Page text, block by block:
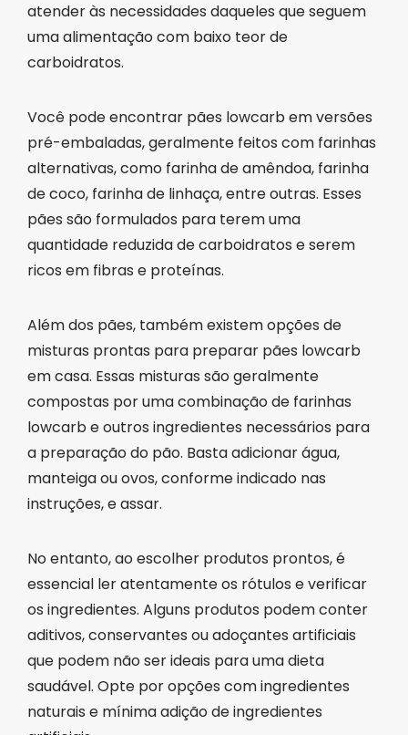
atender às necessidades daqueles que seguem
uma alimentação com baixo teor de
carboidratos.
Você pode encontrar pães lowcarb em versões
pré-embaladas, geralmente feitos com farinhas
alternativas, como farinha de amêndoa, farinha
de coco, farinha de linhaça, entre outras. Esses
pães são formulados para terem uma
quantidade reduzida de carboidratos e serem
ricos em fibras e proteínas.
Além dos pães, também existem opções de
misturas prontas para preparar pães lowcarb
em casa. Essas misturas são geralmente
compostas por uma combinação de farinhas
lowcarb e outros ingredientes necessários para
a preparação do pão. Basta adicionar água,
manteiga ou ovos, conforme indicado nas
instruções, e assar.
No entanto, ao escolher produtos prontos, é
essencial ler atentamente os rótulos e verificar
os ingredientes. Alguns produtos podem conter
aditivos, conservantes ou adoçantes artificiais
que podem não ser ideais para uma dieta
saudável. Opte por opções com ingredientes
naturais e mínima adição de ingredientes